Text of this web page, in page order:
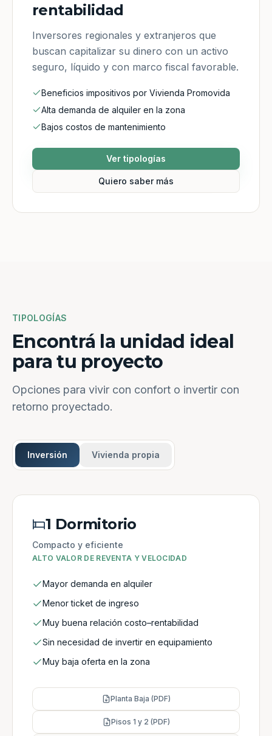
rentabilidad
Inversores regionales y extranjeros que
buscan capitalizar su dinero con un activo
seguro, líquido y con marco fiscal favorable.
Beneficios impositivos por Vivienda Promovida
Alta demanda de alquiler en la zona
Bajos costos de mantenimiento
Ver tipologías
Quiero saber más
TIPOLOGÍAS
Encontrá la unidad ideal
para tu proyecto
Opciones para vivir con confort o invertir con
retorno proyectado.
Inversión Vivienda propia
1 Dormitorio
Compacto y eficiente
ALTO VALOR DE REVENTA Y VELOCIDAD
Mayor demanda en alquiler
Menor ticket de ingreso
Muy buena relación costo–rentabilidad
Sin necesidad de invertir en equipamiento
Muy baja oferta en la zona
Planta Baja (PDF)
Pisos 1 y 2 (PDF)